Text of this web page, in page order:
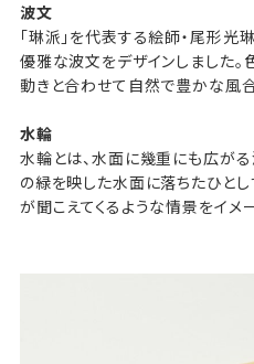
波文
「琳派」を代表する絵師・尾形光
優雅な波文をデザインしました
動きと合わせて自然で豊かな風
水輪
水輪とは、水面に幾重にも広が
の緑を映した水面に落ちたひと
が聞こえてくるような情景をイメ